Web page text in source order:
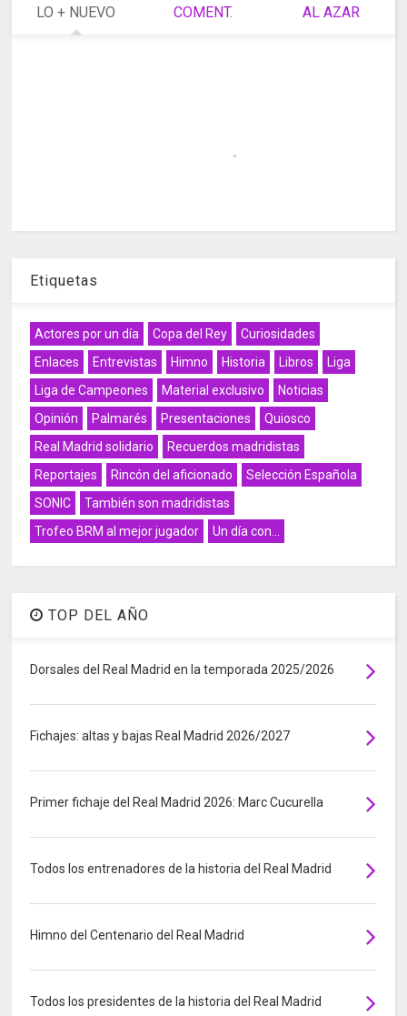
LO + NUEVO COMENT. AL AZAR
Etiquetas
Actores por un día Copa del Rey
Curiosidades
Enlaces
Entrevistas Himno Historia Libros
Liga
Liga de Campeones
Material exclusivo
Noticias
Opinión
Palmarés Presentaciones
Quiosco
Real Madrid solidario
Recuerdos madridistas
Reportajes
Rincón del aficionado
Selección Española
SONIC
También son madridistas
Trofeo BRM al mejor jugador
Un día con...
TOP DEL AÑO
Dorsales del Real Madrid en la temporada 2025/2026
Fichajes: altas y bajas Real Madrid 2026/2027
Primer fichaje del Real Madrid 2026: Marc Cucurella
Todos los entrenadores de la historia del Real Madrid
Himno del Centenario del Real Madrid
Todos los presidentes de la historia del Real Madrid